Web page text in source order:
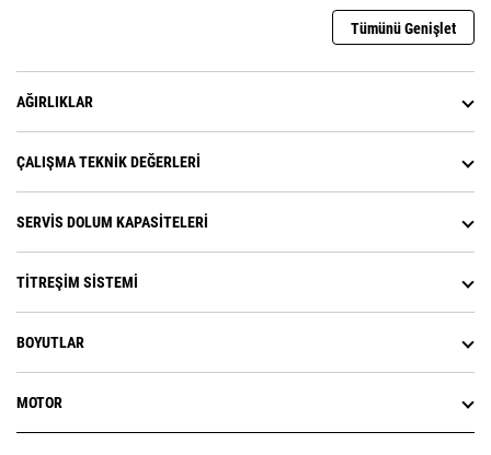
Tümünü Genişlet
AĞIRLIKLAR
ÇALIŞMA TEKNIK DEĞERLERI
SERVIS DOLUM KAPASITELERI
TITREŞIM SISTEMI
BOYUTLAR
MOTOR